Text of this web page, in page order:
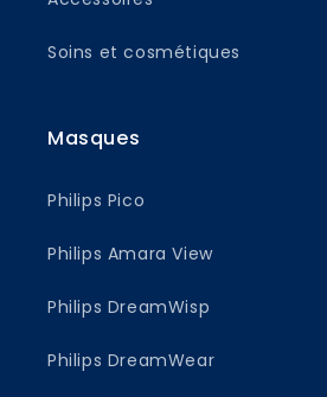
Soins et cosmétiques
Masques
Philips Pico
Philips Amara View
Philips DreamWisp
Philips DreamWear